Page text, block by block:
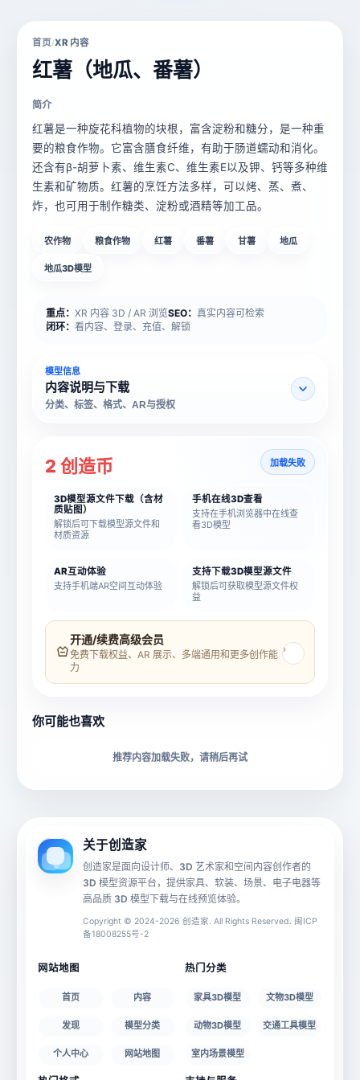
首页/XR 内容
红薯（地瓜、番薯）
简介
红薯是一种旋花科植物的块根，富含淀粉和糖分，是一种重
要的粮食作物。它富含膳食纤维，有助于肠道蠕动和消化。
还含有β-胡萝卜素、维生素C、维生素E以及钾、钙等多种维
生素和矿物质。红薯的烹饪方法多样，可以烤、蒸、煮、
炸，也可用于制作糖类、淀粉或酒精等加工品。
农作物 粮食作物 红薯 番薯 甘薯 地瓜
地瓜3D模型
重点： XR 内容 3D / AR 浏览SEO： 真实内容可检索
闭环： 看内容、登录、充值、解锁
模型信息
内容说明与下载
分类、标签、格式、AR与授权
模型名称
材质贴图
文件大小
2 创造币 加载失败
3D模型源文件下载（含材
质贴图）
解锁后可下载模型源文件和
材质资源
手机在线3D查看
支持在手机浏览器中在线查
看3D模型
AR互动体验
支持手机端AR空间互动体验
支持下载3D模型源文件
解锁后可获取模型源文件权
益
开通/续费高级会员
免费下载权益、AR 展示、多端通用和更多创作能
力
›
你可能也喜欢
推荐内容加载失败，请稍后再试
关于创造家
创造家是面向设计师、3D 艺术家和空间内容创作者的
3D 模型资源平台，提供家具、软装、场景、电子电器等
高品质 3D 模型下载与在线预览体验。
Copyright © 2024-2026 创造家. All Rights Reserved. 闽ICP
备18008255号-2
网站地图
首页 内容
发现 模型分类
个人中心 网站地图
热门分类
家具3D模型 文物3D模型
动物3D模型 交通工具模型
室内场景模型